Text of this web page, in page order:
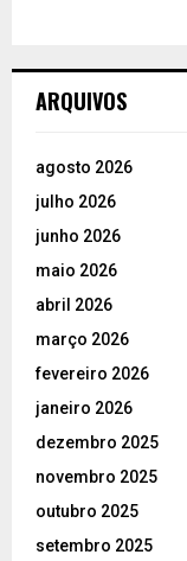
ARQUIVOS
agosto 2026
julho 2026
junho 2026
maio 2026
abril 2026
março 2026
fevereiro 2026
janeiro 2026
dezembro 2025
novembro 2025
outubro 2025
setembro 2025